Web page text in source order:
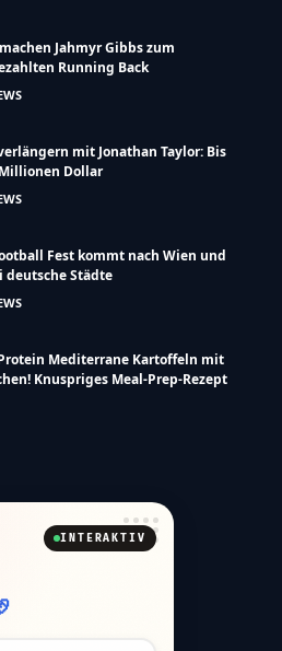
Jahmyr Gibbs zum
Running Back
mit Jonathan Taylor: Bis
Dollar
Fest kommt nach Wien und
deutsche Städte
Mediterrane Kartoffeln mit
Knuspriges Meal-Prep-Rezept
INTERAKTIV